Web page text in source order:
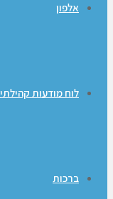
אלפון
לוח מודעות קהילתי
ברכות